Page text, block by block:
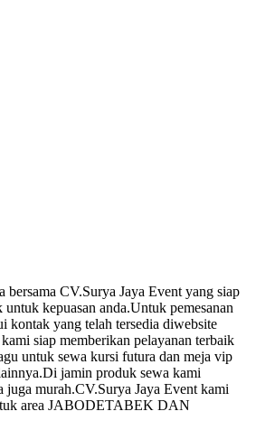
bersama CV.Surya Jaya Event yang siap
kepuasan anda.Untuk pemesanan
kontak yang telah tersedia diwebsite
siap memberikan pelayanan terbaik
untuk sewa kursi futura dan meja vip
jamin produk sewa kami
juga murah.CV.Surya Jaya Event kami
area JABODETABEK DAN